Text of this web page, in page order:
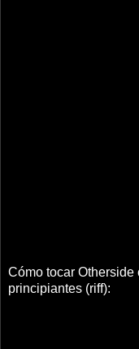
Cómo tocar
principiantes (riff):